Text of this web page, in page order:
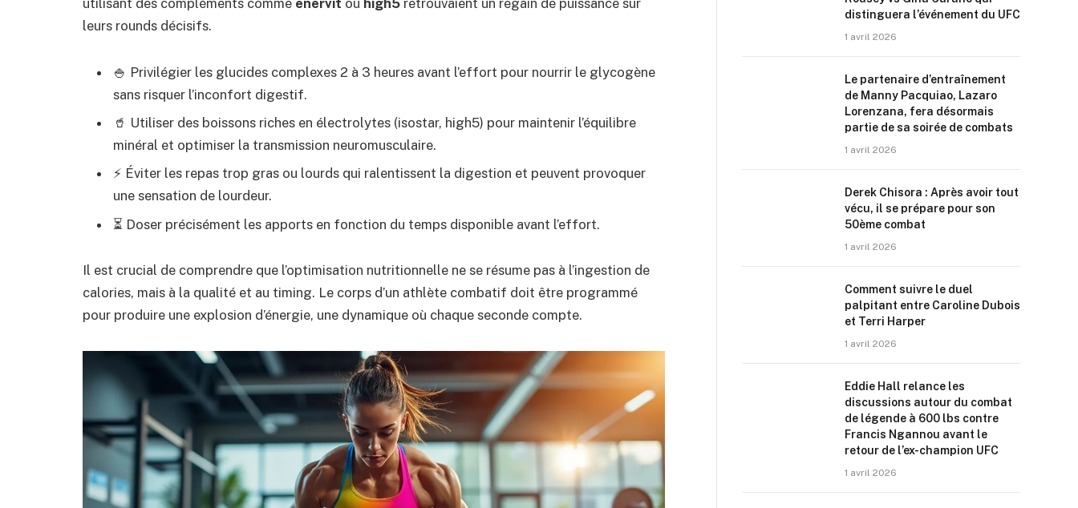
leurs rounds décisifs.
🍚 Privilégier les glucides complexes 2 à 3 heures avant l’effort pour nourrir le glycogène
sans risquer l’inconfort digestif.
🥤 Utiliser des boissons riches en électrolytes (isostar, high5) pour maintenir l’équilibre
minéral et optimiser la transmission neuromusculaire.
⚡ Éviter les repas trop gras ou lourds qui ralentissent la digestion et peuvent provoquer
une sensation de lourdeur.
⏳ Doser précisément les apports en fonction du temps disponible avant l’effort.
Il est crucial de comprendre que l’optimisation nutritionnelle ne se résume pas à l’ingestion de
calories, mais à la qualité et au timing. Le corps d’un athlète combatif doit être programmé
pour produire une explosion d’énergie, une dynamique où chaque seconde compte.
distinguera l’événement du UFC
1 avril 2026
Le partenaire d’entraînement
de Manny Pacquiao, Lazaro
Lorenzana, fera désormais
partie de sa soirée de combats
1 avril 2026
Derek Chisora : Après avoir tout
vécu, il se prépare pour son
50ème combat
1 avril 2026
Comment suivre le duel
palpitant entre Caroline Dubois
et Terri Harper
1 avril 2026
Eddie Hall relance les
discussions autour du combat
de légende à 600 lbs contre
Francis Ngannou avant le
retour de l’ex-champion UFC
1 avril 2026